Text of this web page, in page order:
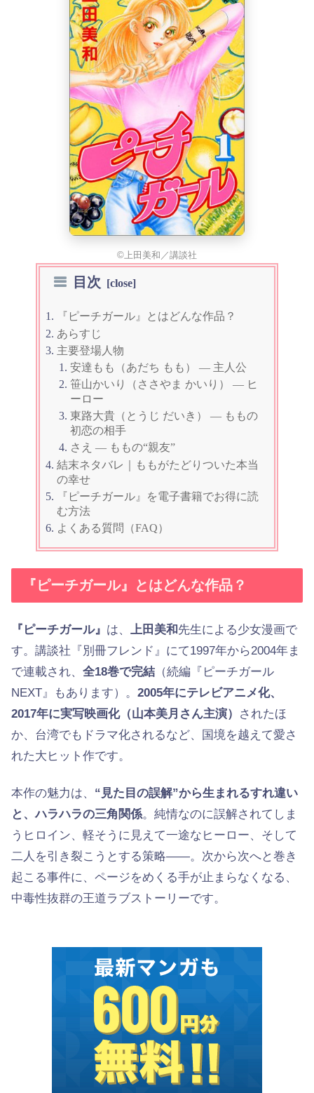
©上田美和／講談社
目次
『ピーチガール』とはどんな作品？
あらすじ
主要登場人物
安達もも（あだち もも） — 主人公
笹山かいり（ささやま かいり） — ヒ
ーロー
東路大貴（とうじ だいき） — ももの
初恋の相手
さえ — ももの“親友”
結末ネタバレ｜ももがたどりついた本当
の幸せ
『ピーチガール』を電子書籍でお得に読
む方法
よくある質問（FAQ）
『ピーチガール』とはどんな作品？
『ピーチガール』 は、 上田美和先生による少女漫画で
す。講談社『別冊フレンド』にて1997年から2004年ま
で連載され、 全18巻で完結 （続編『ピーチガール
NEXT』もあります）。 2005年にテレビアニメ化、
2017年に実写映画化（山本美月さん主演）
されたほ
か、台湾でもドラマ化されるなど、国境を越えて愛さ
れた大ヒット作です。
本作の魅力は、 “見た目の誤解”から生まれるすれ違い
と、ハラハラの三角関係。純情なのに誤解されてしま
うヒロイン、軽そうに見えて一途なヒーロー、そして
二人を引き裂こうとする策略——。次から次へと巻き
起こる事件に、ページをめくる手が止まらなくなる、
中毒性抜群の王道ラブストーリーです。